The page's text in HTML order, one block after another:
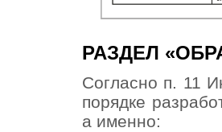
РАЗДЕЛ
Согласно п. 11
порядке
а именно: